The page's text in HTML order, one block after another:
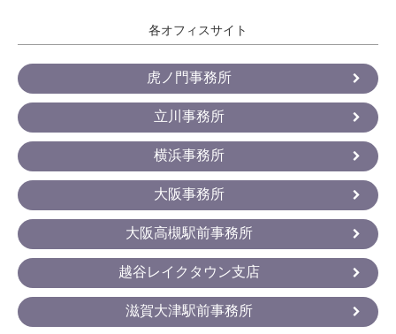
各オフィスサイト
虎ノ門事務所
立川事務所
横浜事務所
大阪事務所
大阪高槻駅前事務所
越谷レイクタウン支店
滋賀大津駅前事務所